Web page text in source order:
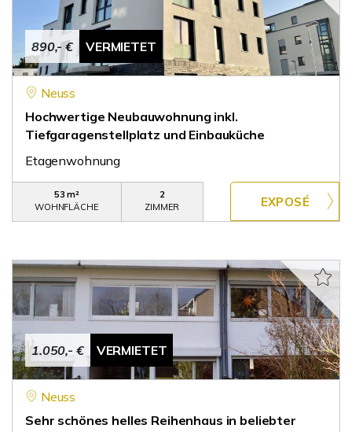
890,- € VERMIETET
Neuss
Hochwertige Neubauwohnung inkl.
Tiefgaragenstellplatz und Einbauküche
Etagenwohnung
53 m²
WOHNFLÄCHE
2
ZIMMER
1.050,- € VERMIETET
Neuss
Sehr schönes helles Reihenhaus in beliebter